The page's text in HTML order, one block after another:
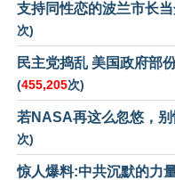
支持同性恋的波兰市长
次)
民主党捣乱 美国政府部
(455,205次)
若NASA再这么忽悠，别
次)
惊人爆料:中共沉默的力